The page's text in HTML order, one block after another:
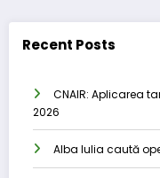
Recent Posts
CNAIR: Aplicarea
2026
Alba Iulia caută